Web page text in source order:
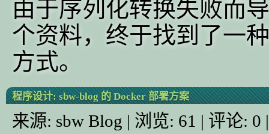
由于序列化转换失败而
个资料，终于找到了一
方式。
程序设计:sbw-blog 的 Docker 部署方案
来源: sbw Blog | 浏览: 61 | 评论: 0